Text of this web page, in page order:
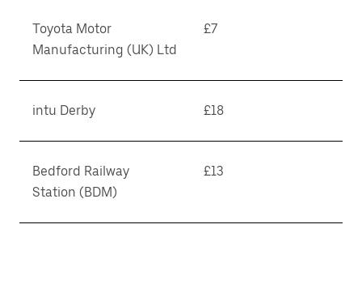
Toyota Motor
Manufacturing (UK) Ltd
£7
intu Derby £18
Bedford Railway
Station (BDM)
£13